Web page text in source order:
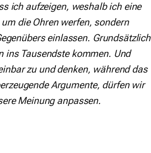
ich aufzeigen, weshalb ich eine
die Ohren werfen, sondern
einlassen. Grundsätzlich
Tausendste kommen. Und
zu und denken, während das
Argumente, dürfen wir
Meinung anpassen.